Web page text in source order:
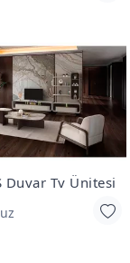
Duvar Tv Ünitesi